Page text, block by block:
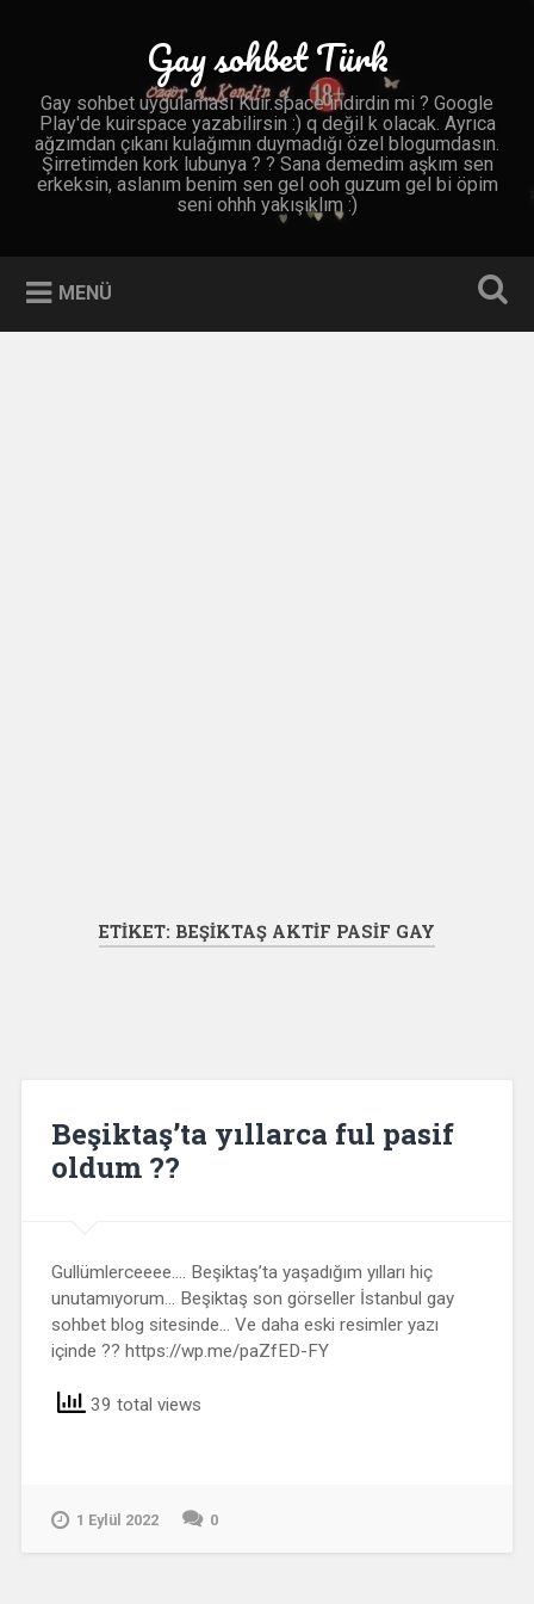
Gay sohbet Türk
Gay sohbet uygulaması Kuir.space indirdin mi ? Google
Play'de kuirspace yazabilirsin :) q değil k olacak. Ayrıca
ağzımdan çıkanı kulağımın duymadığı özel blogumdasın.
Şirretimden kork lubunya ? ? Sana demedim aşkım sen
erkeksin, aslanım benim sen gel ooh guzum gel bi öpim
seni ohhh yakışıklım :)
MENÜ
ETIKET: BEŞIKTAŞ AKTIF PASIF GAY
Beşiktaş’ta yıllarca ful pasif
oldum ??
Gullümlerceeee…. Beşiktaş’ta yaşadığım yılları hiç
unutamıyorum… Beşiktaş son görseller İstanbul gay
sohbet blog sitesinde… Ve daha eski resimler yazı
içinde ?? https://wp.me/paZfED-FY
39 total views
1 Eylül 2022 0